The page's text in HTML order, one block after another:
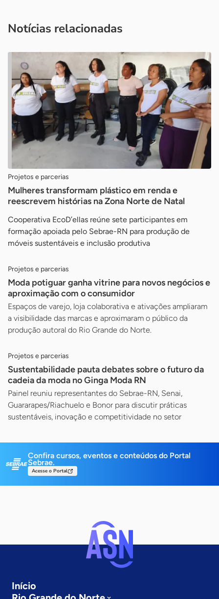
Notícias relacionadas
Projetos e parcerias
Mulheres transformam plástico em renda e
reescrevem histórias na Zona Norte de Natal
Cooperativa EcoD’ellas reúne sete participantes em
formação apoiada pelo Sebrae-RN para produção de
móveis sustentáveis e inclusão produtiva
Projetos e parcerias
Moda potiguar ganha vitrine para novos negócios e
aproximação com o consumidor
Espaços de varejo, loja colaborativa e ativações ampliaram
a visibilidade das marcas e aproximaram o público da
produção autoral do Rio Grande do Norte.
Projetos e parcerias
Sustentabilidade pauta debates sobre o futuro da
cadeia da moda no Ginga Moda RN
Painel reuniu representantes do Sebrae-RN, Senai,
Guararapes/Riachuelo e Bonor para discutir práticas
sustentáveis, inovação e competitividade no setor
Confira cursos, eventos e conteúdos do Portal
Sebrae.
Acesse o Portal
Início